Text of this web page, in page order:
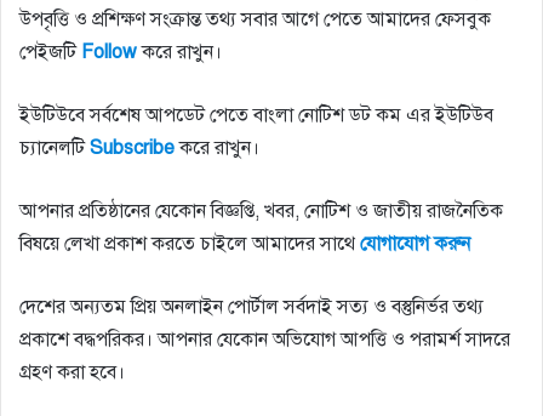
উপবৃত্তি ও প্রশিক্ষণ সংক্রান্ত তথ্য সবার আগে পেতে আমাদের ফেসবুক
পেইজটি Followকরে রাখুন।
ইউটিউবে সর্বশেষ আপডেট পেতে বাংলা নোটিশ ডট কম এর ইউটিউব
চ্যানেলটিSubscribeকরে রাখুন।
আপনার প্রতিষ্ঠানের যেকোন বিজ্ঞপ্তি, খবর, নোটিশ ও জাতীয় রাজনৈতিক
বিষয়ে লেখা প্রকাশ করতে চাইলে আমাদের সাথে যোগাযোগ করুন
দেশের অন্যতম প্রিয় অনলাইন পোর্টাল সর্বদাই সত্য ও বস্তুনির্ভর তথ্য
প্রকাশে বদ্ধপরিকর। আপনার যেকোন অভিযোগ আপত্তি ও পরামর্শ সাদরে
গ্রহণ করা হবে।